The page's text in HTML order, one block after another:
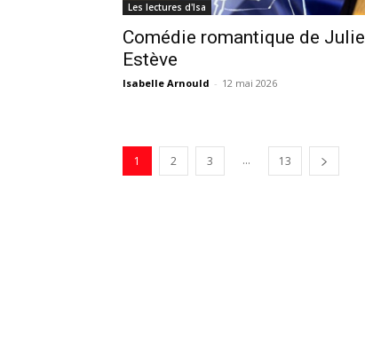
Les lectures d'Isa
Comédie romantique de Julie
Estève
Isabelle Arnould - 12 mai 2026
1 2 3 ... 13